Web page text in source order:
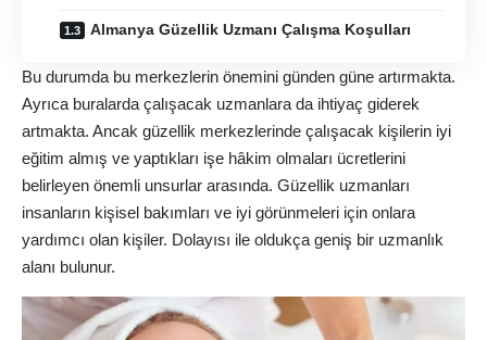
Almanya Güzellik Uzmanı Çalışma Koşulları
Bu durumda bu merkezlerin önemini günden güne artırmakta.
Ayrıca buralarda çalışacak uzmanlara da ihtiyaç giderek
artmakta. Ancak güzellik merkezlerinde çalışacak kişilerin iyi
eğitim almış ve yaptıkları işe hâkim olmaları ücretlerini
belirleyen önemli unsurlar arasında. Güzellik uzmanları
insanların kişisel bakımları ve iyi görünmeleri için onlara
yardımcı olan kişiler. Dolayısı ile oldukça geniş bir uzmanlık
alanı bulunur.